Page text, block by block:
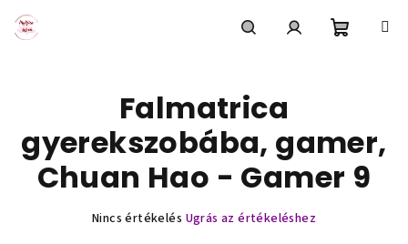
Falmatrica
gyerekszobába, gamer,
Chuan Hao - Gamer 9
A
Nincs értékelés Ugrás az értékeléshez